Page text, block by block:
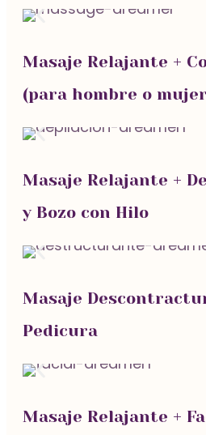
Manicura Clásica
Masaje de Piernas
Masaje
Masaje Inca
Masaje Relajante +
(para hombre o
Masaje Relajante +
y Bozo con Hilo
Masaje
Pedicura
Masaje Relajante +